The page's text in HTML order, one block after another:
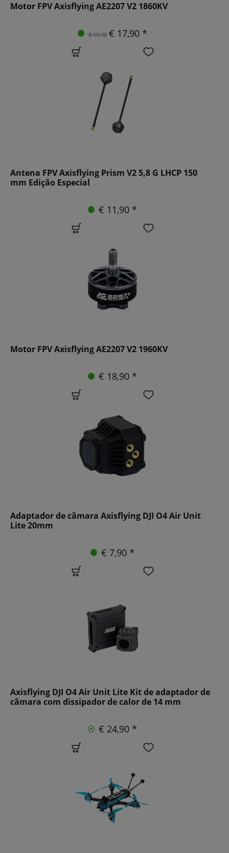
Motor FPV Axisflying AE2207 V2 1860KV
€ 19,90 € 17,90 *
Antena FPV Axisflying Prism V2 5,8 G LHCP 150
mm Edição Especial
€ 11,90 *
Motor FPV Axisflying AE2207 V2 1960KV
€ 18,90 *
Adaptador de câmara Axisflying DJI O4 Air Unit
Lite 20mm
€ 7,90 *
Axisflying DJI O4 Air Unit Lite Kit de adaptador de
câmara com dissipador de calor de 14 mm
€ 24,90 *